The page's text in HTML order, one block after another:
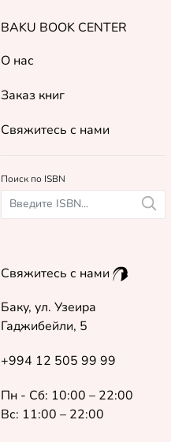
BAKU BOOK CENTER
О нас
Заказ книг
Свяжитесь с нами
Поиск по ISBN
Свяжитесь с нами
Баку, ул. Узеира
Гаджибейли, 5
+994 12 505 99 99
Пн - Сб: 10:00 – 22:00
Вс: 11:00 – 22:00